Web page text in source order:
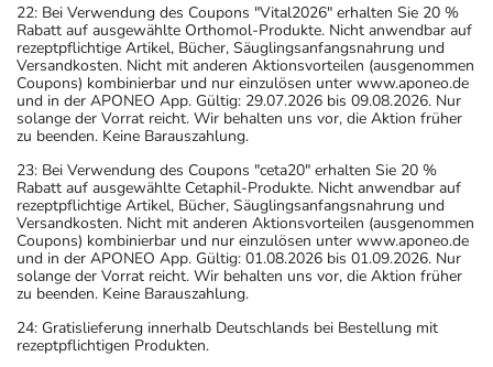
22: Bei Verwendung des Coupons "Vital2026" erhalten Sie 20 %
Rabatt auf ausgewählte Orthomol-Produkte. Nicht anwendbar auf
rezeptpflichtige Artikel, Bücher, Säuglingsanfangsnahrung und
Versandkosten. Nicht mit anderen Aktionsvorteilen (ausgenommen
Coupons) kombinierbar und nur einzulösen unter www.aponeo.de
und in der APONEO App. Gültig: 29.07.2026 bis 09.08.2026. Nur
solange der Vorrat reicht. Wir behalten uns vor, die Aktion früher
zu beenden. Keine Barauszahlung.
23: Bei Verwendung des Coupons "ceta20" erhalten Sie 20 %
Rabatt auf ausgewählte Cetaphil-Produkte. Nicht anwendbar auf
rezeptpflichtige Artikel, Bücher, Säuglingsanfangsnahrung und
Versandkosten. Nicht mit anderen Aktionsvorteilen (ausgenommen
Coupons) kombinierbar und nur einzulösen unter www.aponeo.de
und in der APONEO App. Gültig: 01.08.2026 bis 01.09.2026. Nur
solange der Vorrat reicht. Wir behalten uns vor, die Aktion früher
zu beenden. Keine Barauszahlung.
24: Gratislieferung innerhalb Deutschlands bei Bestellung mit
rezeptpflichtigen Produkten.